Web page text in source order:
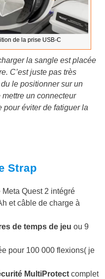
de la prise USB-C
la sangle est placée
C’est juste pas très
le positionner sur un
un connecteur
pour éviter de fatiguer la
Strap
Quest 2 intégré
et câble de charge à
de temps de jeu ou 9
pour 100 000 flexions( je
MultiProtect complet